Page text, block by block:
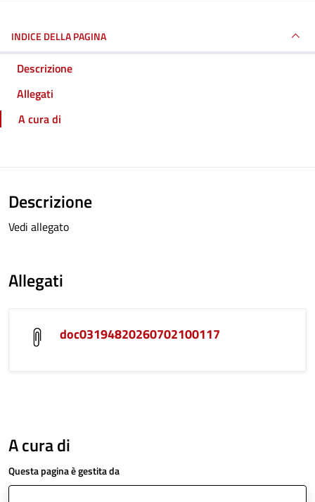
INDICE DELLA PAGINA
Descrizione
Allegati
A cura di
Descrizione
Vedi allegato
Allegati
doc03194820260702100117
A cura di
Questa pagina è gestita da